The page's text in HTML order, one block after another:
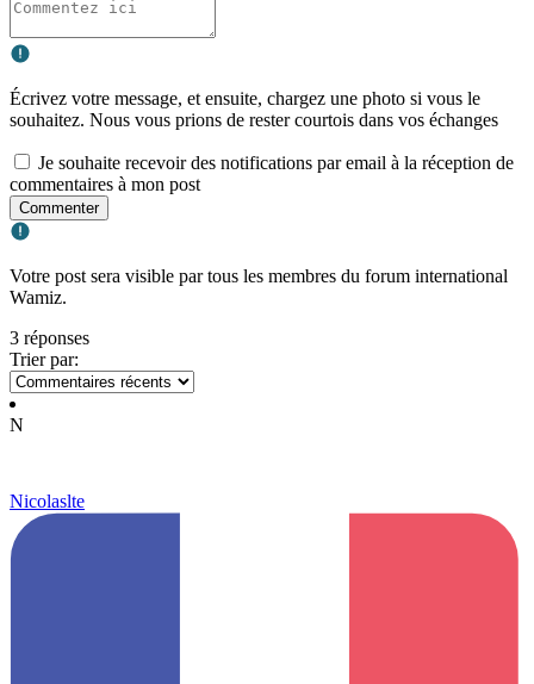
Écrivez votre message, et ensuite, chargez une photo si vous le
souhaitez. Nous vous prions de rester courtois dans vos échanges
Je souhaite recevoir des notifications par email à la réception de
commentaires à mon post
Commenter
Votre post sera visible par tous les membres du forum international
Wamiz.
3 réponses
Trier par:
N
Nicolaslte